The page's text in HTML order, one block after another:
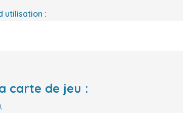
utilisation :
carte de jeu :